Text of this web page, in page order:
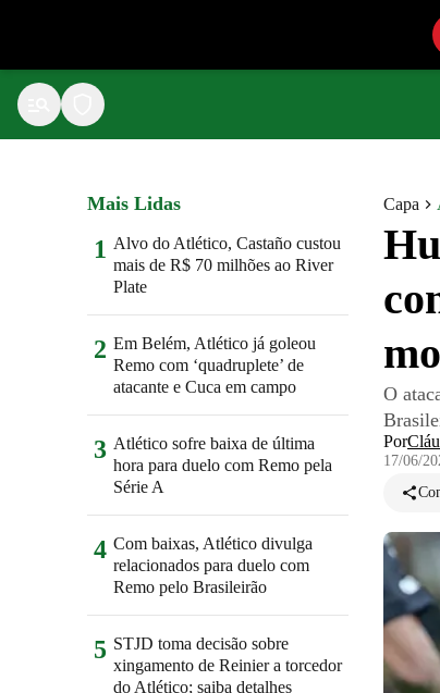
Capa
O
Por
17/06/
Mais Lidas
1 Alvo do Atlético, Castaño custou
mais de R$ 70 milhões ao River
Plate
2 Em Belém, Atlético já goleou
Remo com ‘quadruplete’ de
atacante e Cuca em campo
3 Atlético sofre baixa de última
hora para duelo com Remo pela
Série A
4 Com baixas, Atlético divulga
relacionados para duelo com
Remo pelo Brasileirão
5 STJD toma decisão sobre
xingamento de Reinier a torcedor
do Atlético; saiba detalhes